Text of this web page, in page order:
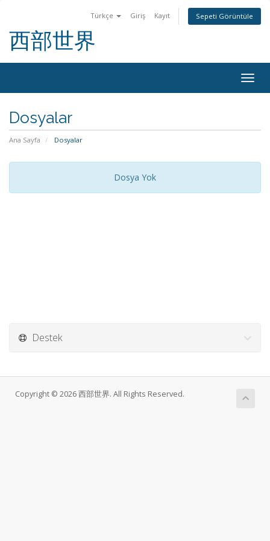
Türkçe Giriş Kayıt Sepeti Görüntüle
西部世界
Dosyalar
Ana Sayfa Dosyalar
Dosya Yok
Destek
Copyright © 2026 西部世界. All Rights Reserved.